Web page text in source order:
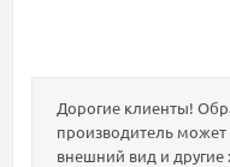
Дорогие клиенты!
производитель
внешний вид и другие